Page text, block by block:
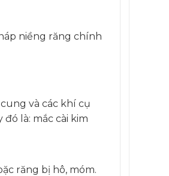
niềng răng chính
và các khí cụ
là: mắc cài kim
răng bị hô, móm.